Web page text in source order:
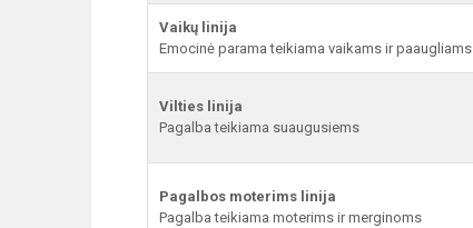
Vaikų linija
Emocinė parama teikiama vaikams ir paaugliams
Vilties linija
Pagalba teikiama suaugusiems
Pagalbos moterims linija
Pagalba teikiama moterims ir merginoms